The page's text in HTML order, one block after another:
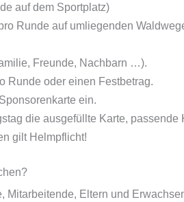
auf dem Sportplatz)
Runde auf umliegenden
Freunde, Nachbarn …).
Runde oder einen Festbetrag.
ein.
die ausgefüllte Karte,
gilt Helmpflicht!
Mitarbeitende, Eltern und